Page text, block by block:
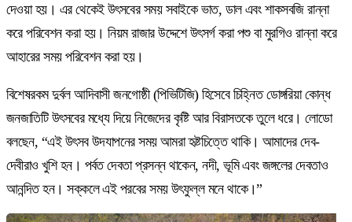
দেওয়া হয়। এর থেকেই উৎসবের সময় সবাইকে ভাত, ডাল এবং শাকসবজি রান্না
করে পরিবেশন করা হয়। নিয়ম রাজার উদ্দেশে উৎসর্গ করা পশু বা মুরগিও রান্না করে
আহারের সময় পরিবেশন করা হয়।
বিশেষরকম দুর্বল আদিবাসী জনগোষ্ঠী (পিভিটিজি) হিসেবে চিহ্নিত ডোঙ্গরিয়া কোন্ধ
জনজাতিটি উৎসবের মধ্যে দিয়ে নিজেদের কৃষ্টি আর বিরাসতকে তুলে ধরে। লোডো
বলছেন, “এই উৎসব উদযাপনের সময় আমরা হৃষ্টচিত্তে থাকি। আমাদের দেব-
দেবীরাও খুশি হন। পর্বত দেবতা প্রসন্ন থাকেন, নদী, ভূমি এবং জঙ্গলের দেবতাও
আনন্দিত হন। সক্কলে এই পরবের সময় উৎফুল্ল মনে থাকে।”